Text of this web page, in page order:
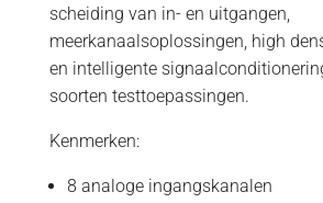
scheiding van in- en uitgangen,
meerkanaalsoplossingen, high
en intelligente
soorten testtoepassingen.
Kenmerken:
8 analoge ingangskanalen